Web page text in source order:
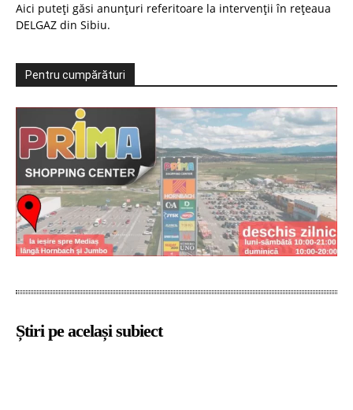
Aici puteți găsi anunțuri referitoare la intervenții în rețeaua
DELGAZ din Sibiu.
Pentru cumpărături
Știri pe același subiect